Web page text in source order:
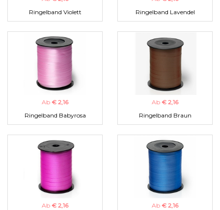
Ringelband Violett
Ringelband Lavendel
Ab € 2,16
Ringelband Babyrosa
Ab € 2,16
Ringelband Braun
Ab € 2,16
Ab € 2,16